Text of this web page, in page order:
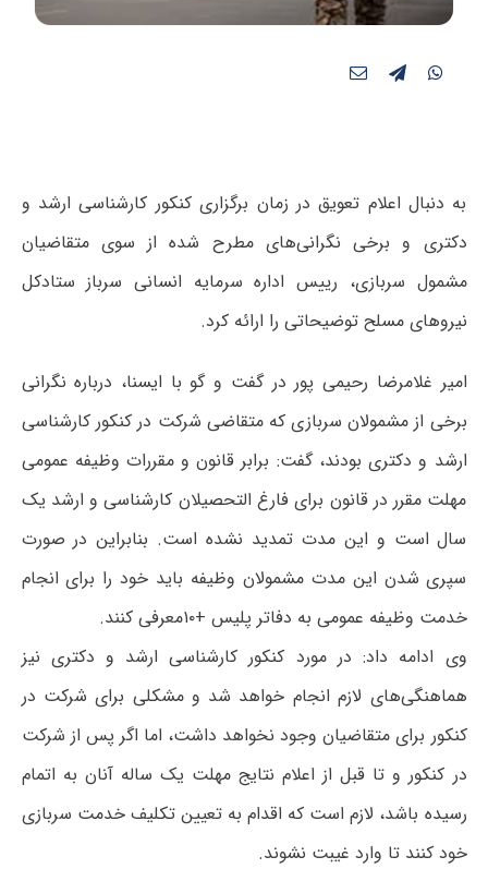
به دنبال اعلام تعویق در زمان برگزاری کنکور کارشناسی ارشد و
دکتری و برخی نگرانی‌های مطرح شده از سوی متقاضیان
مشمول سربازی، رییس اداره سرمایه انسانی سرباز ستادکل
نیروهای مسلح توضیحاتی را ارائه کرد.
امیر غلامرضا رحیمی پور در گفت و گو با ایسنا، درباره نگرانی
برخی از مشمولان سربازی که متقاضی شرکت در کنکور کارشناسی
ارشد و دکتری بودند، گفت: برابر قانون و مقررات وظیفه عمومی
مهلت مقرر در قانون برای فارغ التحصیلان کارشناسی و ارشد یک
سال است و این مدت تمدید نشده است. بنابراین در صورت
سپری شدن این مدت مشمولان وظیفه باید خود را برای انجام
خدمت وظیفه عمومی به دفاتر پلیس +۱۰معرفی کنند.
وی ادامه داد: در مورد کنکور کارشناسی ارشد و دکتری نیز
هماهنگی‌های لازم انجام خواهد شد و مشکلی برای شرکت در
کنکور برای متقاضیان وجود نخواهد داشت، اما اگر پس از شرکت
در کنکور و تا قبل از اعلام نتایج مهلت یک ساله آنان به اتمام
رسیده باشد، لازم است که اقدام به تعیین تکلیف خدمت سربازی
خود کنند تا وارد غیبت نشوند.